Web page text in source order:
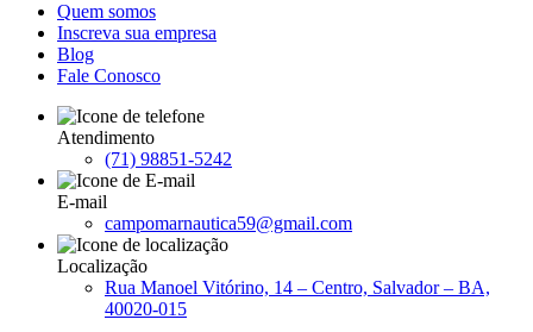
Quem somos
Inscreva sua empresa
Blog
Fale Conosco
Atendimento
(71) 98851-5242
E-mail
campomarnautica59@gmail.com
Localização
Rua Manoel Vitórino, 14 – Centro, Salvador – BA,
40020-015